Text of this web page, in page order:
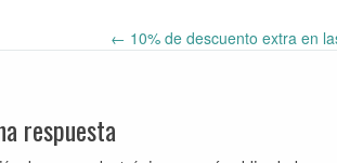
← 10% de descuento extra en
respuesta